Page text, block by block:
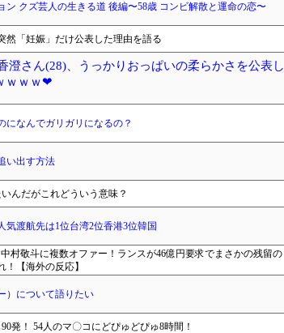
ン クズ芸人の生きる道 後編〜58歳 コンビ解散と運命の恋〜
然「妊娠」だけ公表した理由を語る
澄さん(28)、うっかりおっぱいの柔らかさを公表し
ｗｗｗ❤
になんでガリガリになるの？
い出す方法
んだがこれどういう意味？
気渡航先は1位台湾2位香港3位韓国
村敬斗に複数オファー！ランスが46億円要求でまさかの残留の
【海外の反応】
）について語りたい
発！ 54人のマ〇コにどぴゅどぴゅ8時間！